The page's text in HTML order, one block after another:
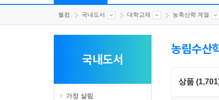
웰컴 국내도서 대학교재 농축산학 계열
국내도서
가정 살림
농림수산
상품